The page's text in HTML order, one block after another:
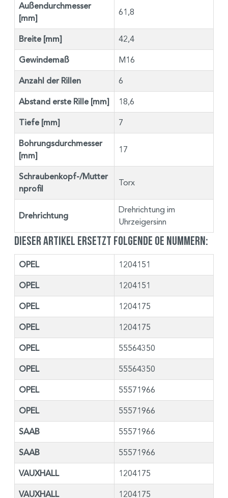
Außendurchmesser
[mm]
61,8
Breite [mm] 42,4
Gewindemaß M16
Anzahl der Rillen 6
Abstand erste Rille [mm] 18,6
Tiefe [mm] 7
Bohrungsdurchmesser
[mm]
17
Schraubenkopf-/Mutter
nprofil
Torx
Drehrichtung
Drehrichtung im
Uhrzeigersinn
Dieser Artikel ersetzt folgende OE Nummern:
OPEL 1204151
OPEL 1204151
OPEL 1204175
OPEL 1204175
OPEL 55564350
OPEL 55564350
OPEL 55571966
OPEL 55571966
SAAB 55571966
SAAB 55571966
VAUXHALL 1204175
VAUXHALL 1204175